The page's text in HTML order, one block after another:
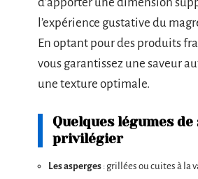
l’expérience gustative du
En optant pour des produits
vous garantissez une saveur
une texture optimale.
Quelques légumes
privilégier
Les asperges : grillées ou cuites à la